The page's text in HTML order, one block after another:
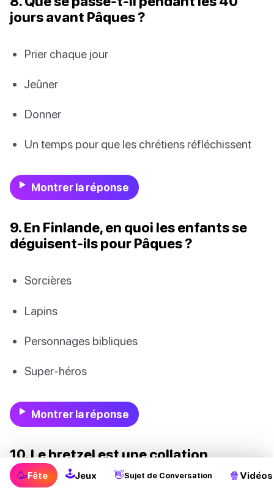
jours avant Pâques ?
Prier chaque jour
Jeûner
Donner
Un temps pour que les chrétiens réfléchissent
Montrer la réponse
9. En Finlande, en quoi les enfants se
déguisent-ils pour Pâques ?
Sorcières
Lapins
Personnages bibliques
Super-héros
Montrer la réponse
10. Le bretzel est une collation
associée à Pâques. Pourquoi est-ce le
cas ?
🥳Fête 🕹Jeux 👋Sujet de Conversation 🍿 Vidéos